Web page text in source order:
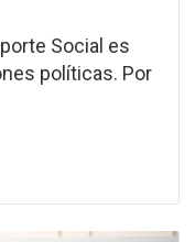
Social es
políticas. Por